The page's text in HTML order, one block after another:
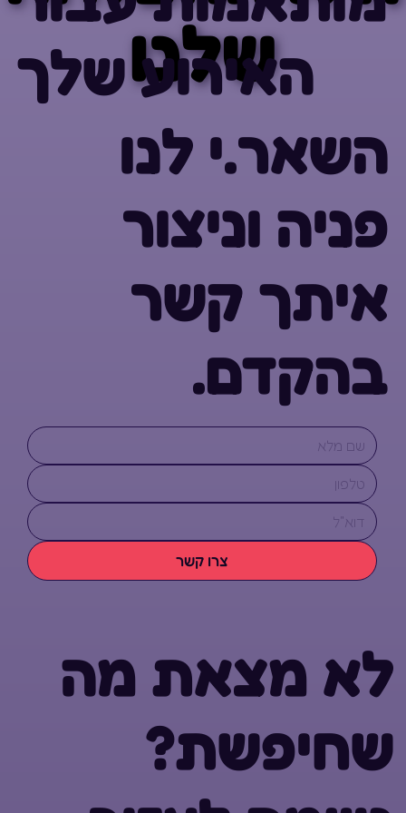
לא מצאת מה
שחיפשת?
שלנו
שלנו
האירוע שלך
השאר.י לנו
פניה וניצור
איתך קשר
בהקדם.
צרו קשר